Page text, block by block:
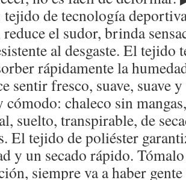
tejido de tecnología
el sudor, brinda
al desgaste. El
rápidamente la
sentir fresco, suave, suave
cómodo: chaleco sin
suelto, transpirable, de
El tejido de poliéster
y un secado rápido.
siempre va a haber